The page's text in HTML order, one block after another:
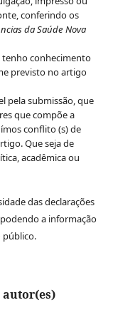
conferindo os
da Saúde Nova
tenho conhecimento
previsto no artigo
pela submissão, que
que compõe a
conflito (s) de
Que seja de
acadêmica ou
das declarações
a informação
público.